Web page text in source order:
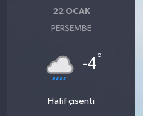
22 OCAK
PERŞEMBE
-4°
Hafif çisenti